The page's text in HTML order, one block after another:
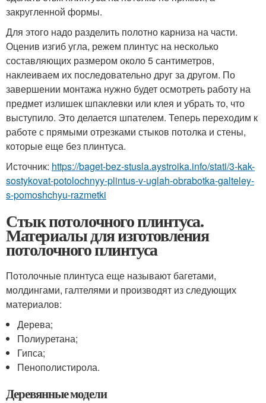
закругленной формы.
Для этого надо разделить полотно карниза на части.
Оценив изгиб угла, режем плинтус на несколько
составляющих размером около 5 сантиметров,
наклеиваем их последовательно друг за другом. По
завершении монтажа нужно будет осмотреть работу на
предмет излишек шпаклевки или клея и убрать то, что
выступило. Это делается шпателем. Теперь переходим к
работе с прямыми отрезками стыков потолка и стены,
которые еще без плинтуса.
Источник: https://baget-bez-stusla.aystroika.info/stati/3-kak-
sostykovat-potolochnyy-plintus-v-uglah-obrabotka-galteley-
s-pomoshchyu-razmetki
Стык потолочного плинтуса.
Материалы для изготовления
потолочного плинтуса
Потолочные плинтуса еще называют багетами,
молдингами, галтелями и производят из следующих
материалов:
Дерева;
Полиуретана;
Гипса;
Пенополистирола.
Деревянные модели